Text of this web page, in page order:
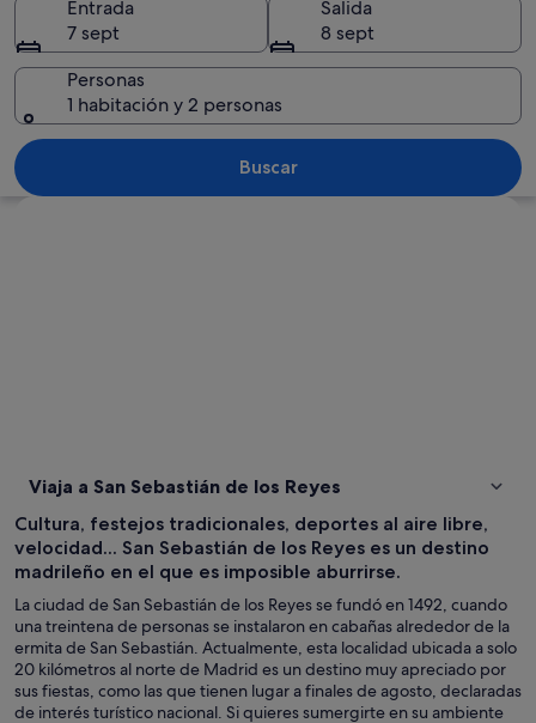
los
Reyes
Un paisaje urbano con un
Entrada
7 sept
Salida
8 sept
Personas
1 habitación y 2 personas
Buscar
Viaja a San Sebastián de los Reyes
Cultura, festejos tradicionales, deportes al aire libre,
velocidad... San Sebastián de los Reyes es un destino
madrileño en el que es imposible aburrirse.
La ciudad de San Sebastián de los Reyes se fundó en 1492, cuando
una treintena de personas se instalaron en cabañas alrededor de la
ermita de San Sebastián. Actualmente, esta localidad ubicada a solo
20 kilómetros al norte de Madrid es un destino muy apreciado por
sus fiestas, como las que tienen lugar a finales de agosto, declaradas
de interés turístico nacional. Si quieres sumergirte en su ambiente